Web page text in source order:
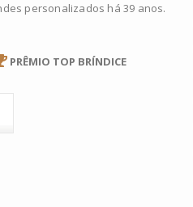
personalizados há 39 anos.
PRÊMIO TOP BRÍNDICE